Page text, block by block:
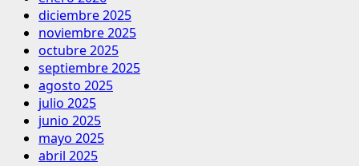
diciembre 2025
noviembre 2025
octubre 2025
septiembre 2025
agosto 2025
julio 2025
junio 2025
mayo 2025
abril 2025